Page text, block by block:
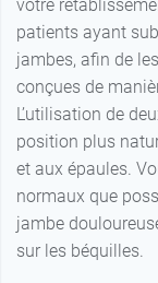
votre
patients ayant
jambes, afin de
conçues de
L’utilisation de
position plus
et aux épaules.
normaux que
jambe
sur les béquilles.